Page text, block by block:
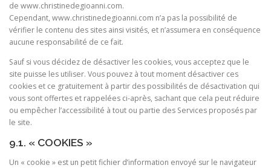
de www.christinedegioanni.com.
Cependant, www.christinedegioanni.com n’a pas la possibilité de
vérifier le contenu des sites ainsi visités, et n’assumera en conséquence
aucune responsabilité de ce fait.
Sauf si vous décidez de désactiver les cookies, vous acceptez que le
site puisse les utiliser. Vous pouvez à tout moment désactiver ces
cookies et ce gratuitement à partir des possibilités de désactivation qui
vous sont offertes et rappelées ci-après, sachant que cela peut réduire
ou empêcher l’accessibilité à tout ou partie des Services proposés par
le site.
9.1. « COOKIES »
Un « cookie » est un petit fichier d’information envoyé sur le navigateur